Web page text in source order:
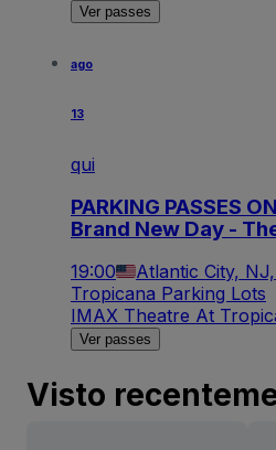
Ver passes
ago
13
qui
PARKING PASSES
Brand New Day -
19:00 Atlantic City,
Tropicana Parking Lots
IMAX Theatre At
Ver passes
Visto